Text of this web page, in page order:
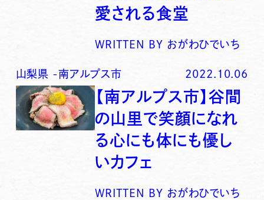
愛される食堂
WRITTEN BY おがわひでいち
山梨県 -南アルプス市 2022.10.06
【南アルプス市】谷間
の山里で笑顔になれ
る心にも体にも優し
いカフェ
WRITTEN BY おがわひでいち